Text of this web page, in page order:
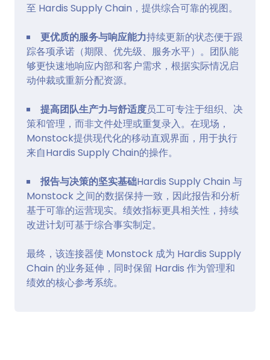
至 Hardis Supply Chain，提供综合可靠的视图。
更优质的服务与响应能力持续更新的状态便于跟
踪各项承诺（期限、优先级、服务水平）。团队能
够更快速地响应内部和客户需求，根据实际情况启
动仲裁或重新分配资源。
提高团队生产力与舒适度员工可专注于组织、决
策和管理，而非文件处理或重复录入。在现场，
Monstock提供现代化的移动直观界面，用于执行
来自Hardis Supply Chain的操作。
报告与决策的坚实基础Hardis Supply Chain 与
Monstock 之间的数据保持一致，因此报告和分析
基于可靠的运营现实。绩效指标更具相关性，持续
改进计划可基于综合事实制定。
最终，该连接器使 Monstock 成为 Hardis Supply
Chain 的业务延伸，同时保留 Hardis 作为管理和
绩效的核心参考系统。